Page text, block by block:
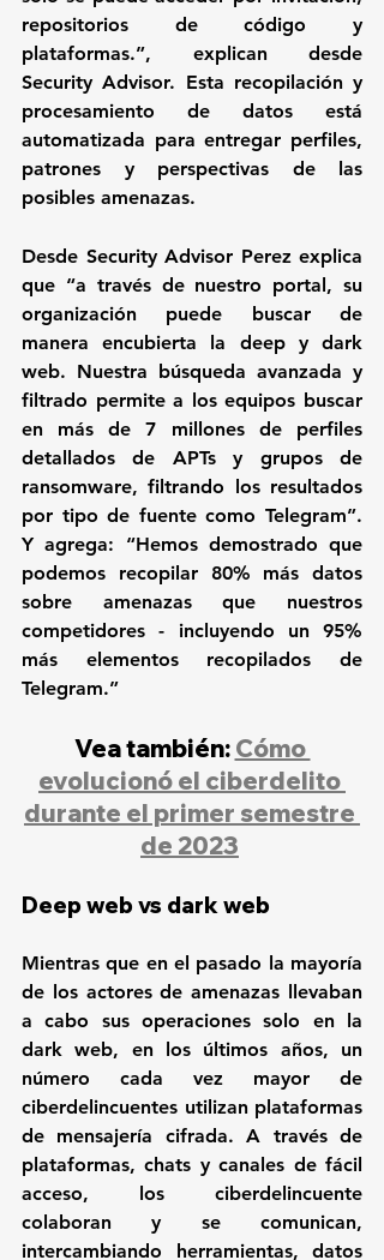
repositorios de código y
plataformas.”, explican desde
Security Advisor. Esta recopilación y
procesamiento de datos está
automatizada para entregar perfiles,
patrones y perspectivas de las
posibles amenazas.
Desde Security Advisor Perez explica
que “a través de nuestro portal, su
organización puede buscar de
manera encubierta la deep y dark
web. Nuestra búsqueda avanzada y
filtrado permite a los equipos buscar
en más de 7 millones de perfiles
detallados de APTs y grupos de
ransomware, filtrando los resultados
por tipo de fuente como Telegram”.
Y agrega: “Hemos demostrado que
podemos recopilar 80% más datos
sobre amenazas que nuestros
competidores - incluyendo un 95%
más elementos recopilados de
Telegram.”
Vea también: Cómo
evolucionó el ciberdelito
durante el primer semestre
de 2023
Deep web vs dark web
Mientras que en el pasado la mayoría
de los actores de amenazas llevaban
a cabo sus operaciones solo en la
dark web, en los últimos años, un
número cada vez mayor de
ciberdelincuentes utilizan plataformas
de mensajería cifrada. A través de
plataformas, chats y canales de fácil
acceso, los ciberdelincuente
colaboran y se comunican,
intercambiando herramientas, datos